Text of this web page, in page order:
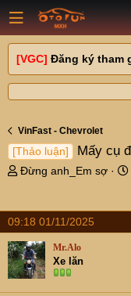
[VGC] Đăng ký tham
VinFast - Chevrolet
[Thảo luận] Mấy cụ
T
e
a
d
s
t
Đừng anh_Em sợ
09:18 01/11/2025
Mr.Alo
Xe lăn